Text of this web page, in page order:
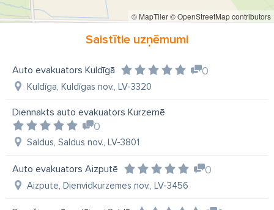
© MapTiler© OpenStreetMap contributors
Saistītie uzņēmumi
Auto evakuators Kuldīgā 0
Kuldīga, Kuldīgas nov., LV-3320
Diennakts auto evakuators Kurzemē
0
Saldus, Saldus nov., LV-3801
Auto evakuators Aizputē 0
Aizpute, Dienvidkurzemes nov., LV-3456